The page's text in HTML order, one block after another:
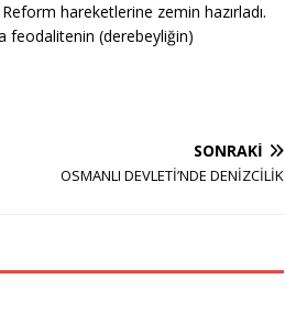
hareketlerine zemin hazırladı.
feodalitenin (derebeyliğin)
SONRAKI
OSMANLI DEVLETİ’NDE DENİZCİLİK